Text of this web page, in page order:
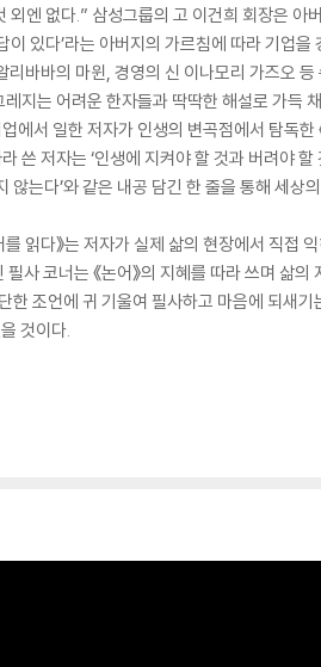
외엔 없다.” 삼성그룹의 고 이건희 회장은
이 있다’라는 아버지의 가르침에 따라 기업
바바의 마윈, 경영의 신 이나모리 가즈오
레지는 어려운 한자들과 딱딱한 해설로 가득
에서 일한 저자가 인생의 변곡점에서 탐독
라 쓴 저자는 ‘인생에 지켜야 할 것과 버려야
않는다’와 같은 내공 담긴 한 줄을 통해 세
를 읽다》는 저자가 실제 삶의 현장에서 직접
필사 코너는 《논어》의 지혜를 따라 쓰며 삶
한 조언에 귀 기울여 필사하고 마음에 되새
것이다.